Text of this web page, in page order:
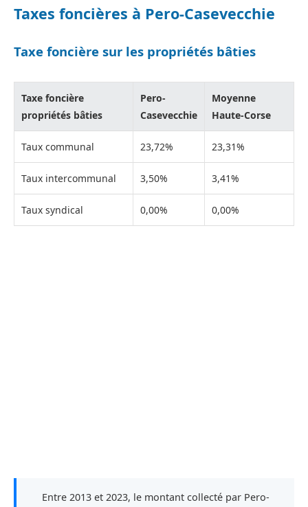
Taxes foncières à Pero-Casevecchie
Taxe foncière sur les propriétés bâties
Taxe foncière
propriétés bâties
Pero-
Casevecchie
Moyenne
Haute-Corse
Taux communal 23,72% 23,31%
Taux intercommunal 3,50% 3,41%
Taux syndical 0,00% 0,00%
Entre 2013 et 2023, le montant collecté par Pero-